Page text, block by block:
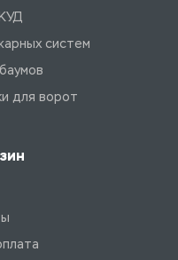
систем
для ворот